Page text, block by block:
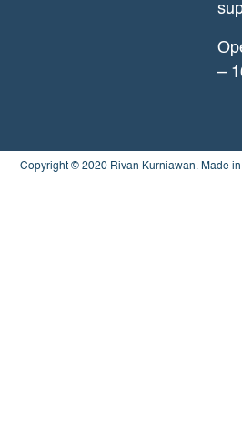
–
Copyright © 2020 Rivan Kurniawan. Made